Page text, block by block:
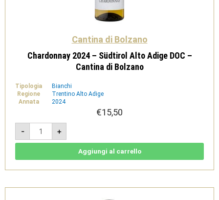
Cantina di Bolzano
Chardonnay 2024 – Südtirol Alto Adige DOC –
Cantina di Bolzano
Tipologia
Bianchi
Regione
Trentino Alto Adige
Annata
2024
€15,50
-
Chardonnay
2024
-
Südtirol
-
Bolzano
+
Aggiungi al carrello